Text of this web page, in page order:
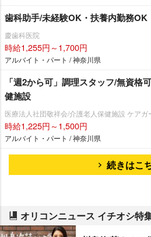
歯科助手/未経験OK・扶養内勤務OK
慶歯科医院
時給1,255円～1,700円
アルバイト・パート / 神奈川県
「週2から可」調理スタッフ/無資格
健施設
医療法人社団敬祥会/介護老人保健施設 ケアガ
時給1,225円～1,500円
アルバイト・パート / 神奈川県
続きはこ
オリコンニュース イチオシ特